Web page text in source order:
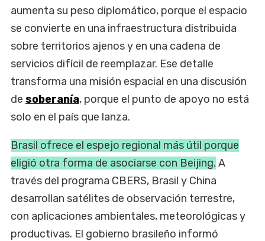
aumenta su peso diplomático, porque el espacio
se convierte en una infraestructura distribuida
sobre territorios ajenos y en una cadena de
servicios difícil de reemplazar. Ese detalle
transforma una misión espacial en una discusión
de soberanía, porque el punto de apoyo no está
solo en el país que lanza.
Brasil ofrece el espejo regional más útil porque
eligió otra forma de asociarse con Beijing. A
través del programa CBERS, Brasil y China
desarrollan satélites de observación terrestre,
con aplicaciones ambientales, meteorológicas y
productivas. El gobierno brasileño informó